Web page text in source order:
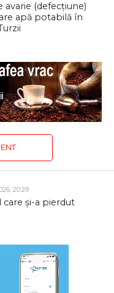
avarie (defecțiune)
apă potabilă în
20:29
și-a pierdut